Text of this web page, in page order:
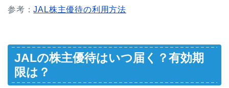
参考：JAL株主優待の利用方法
JALの株主優待はいつ届く？有効期
限は？